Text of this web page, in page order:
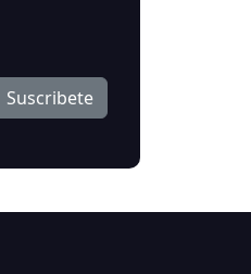
Suscribete